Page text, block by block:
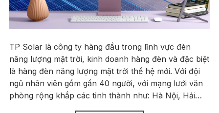
TP Solar là công ty hàng đầu trong lĩnh vực đèn
năng lượng mặt trời, kinh doanh hàng đèn và đặc biệt
là hàng đèn năng lượng mặt trời thế hệ mới. Với đội
ngũ nhân viên gồm gần 40 người, với mạng lưới văn
phòng rộng khắp các tỉnh thành như: Hà Nội, Hải…